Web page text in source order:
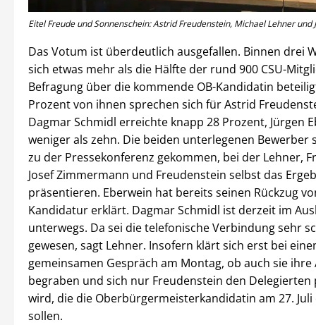
Eitel Freude und Sonnenschein: Astrid Freudenstein, Michael Lehner und
Das Votum ist überdeutlich ausgefallen. Binnen drei
sich etwas mehr als die Hälfte der rund 900 CSU-
Befragung über die kommende OB-Kandidatin
Prozent von ihnen sprechen sich für Astrid
Dagmar Schmidl erreichte knapp 28 Prozent, Jürgen
weniger als zehn. Die beiden unterlegenen Bewerber
zu der Pressekonferenz gekommen, bei der Lehner,
Josef Zimmermann und Freudenstein selbst das
präsentieren. Eberwein hat bereits seinen Rückzug
Kandidatur erklärt. Dagmar Schmidl ist derzeit im
unterwegs. Da sei die telefonische Verbindung sehr
gewesen, sagt Lehner. Insofern klärt sich erst bei
gemeinsamen Gespräch am Montag, ob auch sie
begraben und sich nur Freudenstein den
wird, die die Oberbürgermeisterkandidatin am 27.
sollen.